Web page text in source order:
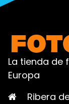
La tienda
Europa
Ribera